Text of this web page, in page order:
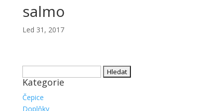
salmo
Led 31, 2017
Kategorie
Čepice
Doplňky